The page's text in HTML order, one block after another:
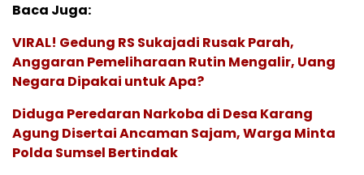
Baca Juga:
VIRAL! Gedung RS Sukajadi Rusak Parah,
Anggaran Pemeliharaan Rutin Mengalir, Uang
Negara Dipakai untuk Apa?
Diduga Peredaran Narkoba di Desa Karang
Agung Disertai Ancaman Sajam, Warga Minta
Polda Sumsel Bertindak